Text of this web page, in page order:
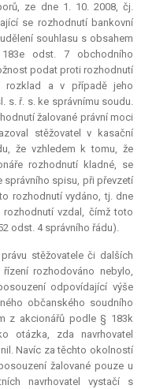
ze dne 1. 10. 2008, čj.
se rozhodnutí bankovní
souhlasu s obsahem
odst. 7 obchodního
podat proti rozhodnutí
rozklad a v případě jeho
s. ř. s. ke správnímu soudu.
žalované právní moci
stěžovatel v kasační
že vzhledem k tomu, že
rozhodnutí kladné, se
správního spisu, při převzetí
rozhodnutí vydáno, tj. dne
vzdal, čímž toto
odst. 4 správního řádu).
stěžovatele či dalších
rozhodováno nebylo,
odpovídající výše
občanského soudního
z akcionářů podle § 183k
otázka, zda navrhovatel
Navíc za těchto okolností
žalované pouze u
navrhovatel vystačí s